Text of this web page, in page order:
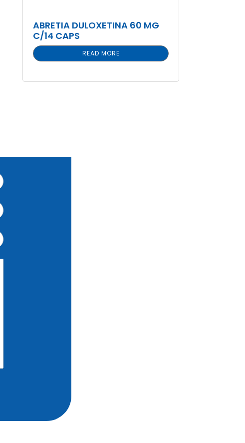
ABRETIA DULOXETINA 60 MG
C/14 CAPS
READ MORE